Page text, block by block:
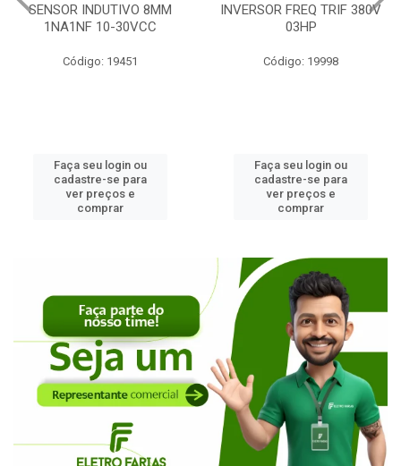
SENSOR INDUTIVO 8MM
1NA1NF 10-30VCC
Código: 19451
Faça seu login ou
cadastre-se para
ver preços e
comprar
INVERSOR FREQ TRIF 380V
03HP
Código: 19998
Faça seu login ou
cadastre-se para
ver preços e
comprar